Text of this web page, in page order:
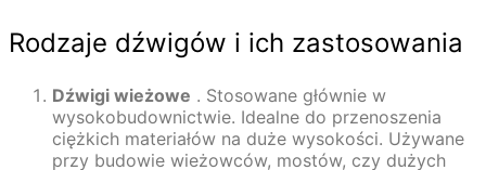
Rodzaje dźwigów i ich zastosowania
Dźwigi wieżowe . Stosowane głównie w
wysokobudownictwie. Idealne do przenoszenia
ciężkich materiałów na duże wysokości. Używane
przy budowie wieżowców, mostów, czy dużych